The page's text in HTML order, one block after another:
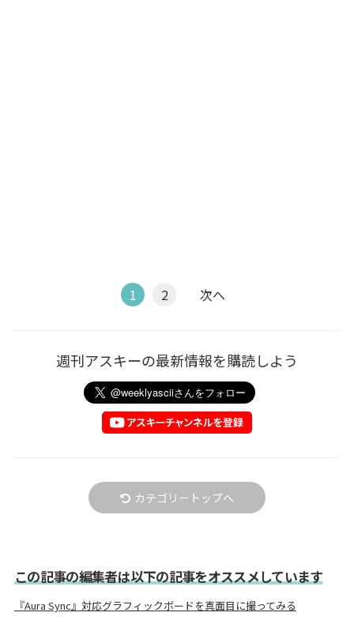
1 2 次へ
週刊アスキーの最新情報を購読しよう
カテゴリートップへ
この記事の編集者は以下の記事をオススメしています
『Aura Sync』対応グラフィックボードを真面目に撮ってみる